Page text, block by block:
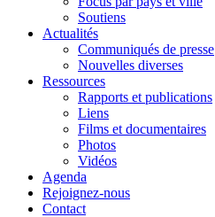
Soutiens
Actualités
Communiqués de presse
Nouvelles diverses
Ressources
Rapports et publications
Liens
Films et documentaires
Photos
Vidéos
Agenda
Rejoignez-nous
Contact